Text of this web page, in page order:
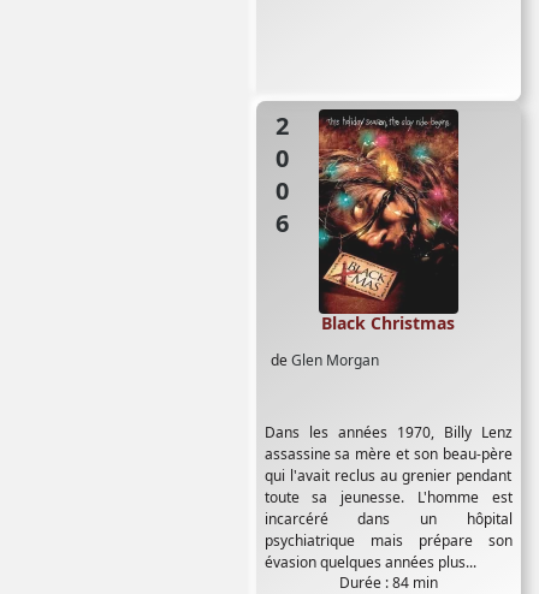
2006
deGlen Morgan
Black Christmas
Dans les années 1970, Billy Lenz
assassine sa mère et son beau-père
qui l'avait reclus au grenier pendant
toute sa jeunesse. L'homme est
incarcéré dans un hôpital
psychiatrique mais prépare son
évasion quelques années plus...
Durée : 84 min